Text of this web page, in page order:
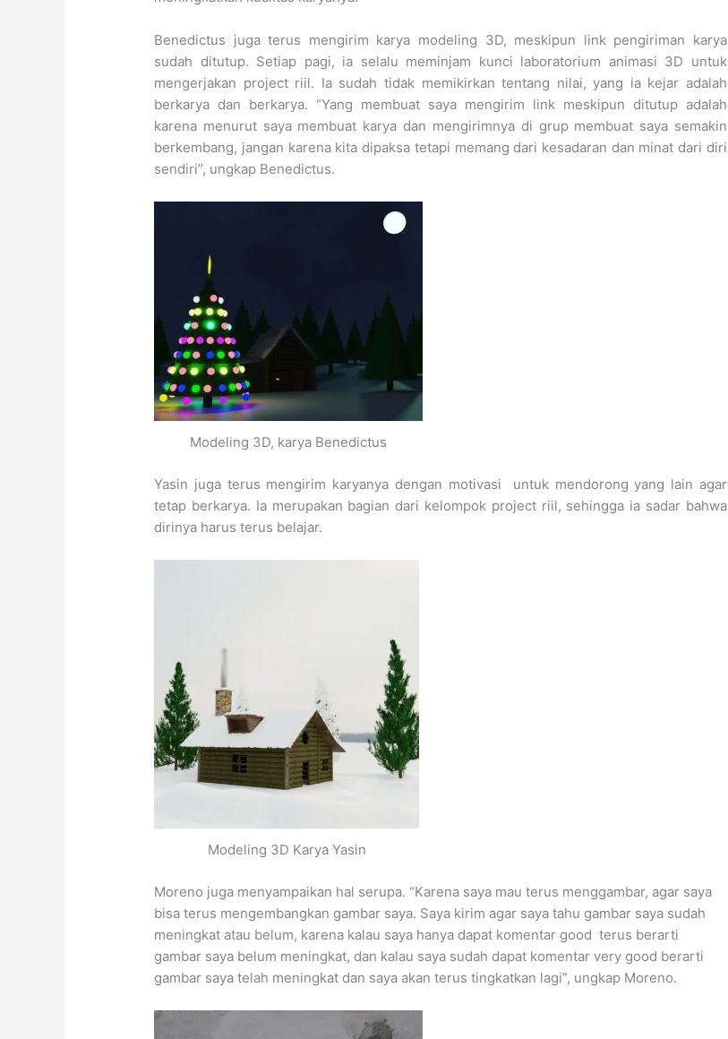
Benedictus juga terus mengirim karya modeling 3D, meskipun link pengiriman karya
sudah ditutup. Setiap pagi, ia selalu meminjam kunci laboratorium animasi 3D untuk
mengerjakan project riil. Ia sudah tidak memikirkan tentang nilai, yang ia kejar adalah
berkarya dan berkarya. “Yang membuat saya mengirim link meskipun ditutup adalah
karena menurut saya membuat karya dan mengirimnya di grup membuat saya semakin
berkembang, jangan karena kita dipaksa tetapi memang dari kesadaran dan minat dari diri
sendiri”, ungkap Benedictus.
Modeling 3D, karya Benedictus
Yasin juga terus mengirim karyanya dengan motivasi untuk mendorong yang lain agar
tetap berkarya. Ia merupakan bagian dari kelompok project riil, sehingga ia sadar bahwa
dirinya harus terus belajar.
Modeling 3D Karya Yasin
Moreno juga menyampaikan hal serupa. “Karena saya mau terus menggambar, agar saya
bisa terus mengembangkan gambar saya. Saya kirim agar saya tahu gambar saya sudah
meningkat atau belum, karena kalau saya hanya dapat komentar good terus berarti
gambar saya belum meningkat, dan kalau saya sudah dapat komentar very good berarti
gambar saya telah meningkat dan saya akan terus tingkatkan lagi”, ungkap Moreno.